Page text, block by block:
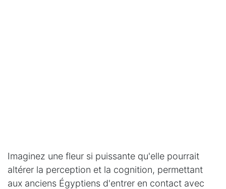
Imaginez une fleur si puissante qu'elle pourrait
altérer la perception et la cognition, permettant
aux anciens Égyptiens d'entrer en contact avec